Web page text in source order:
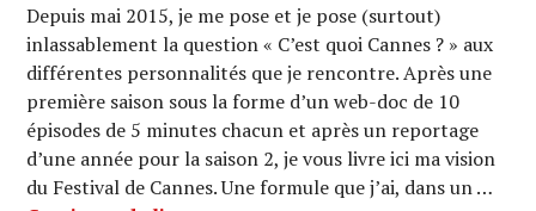
Depuis mai 2015, je me pose et je pose (surtout)
inlassablement la question « C’est quoi Cannes ? » aux
différentes personnalités que je rencontre. Après une
première saison sous la forme d’un web-doc de 10
épisodes de 5 minutes chacun et après un reportage
d’une année pour la saison 2, je vous livre ici ma vision
du Festival de Cannes. Une formule que j’ai, dans un …